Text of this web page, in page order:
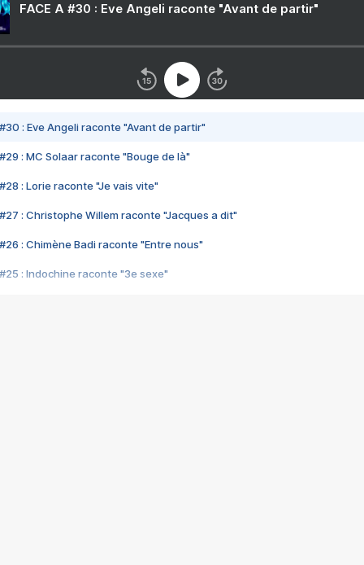
FACE A #30 : Eve Angeli raconte "Avant de partir"
#30 : Eve Angeli raconte "Avant de partir"
#29 : MC Solaar raconte "Bouge de là"
#28 : Lorie raconte "Je vais vite"
#27 : Christophe Willem raconte "Jacques a dit"
#26 : Chimène Badi raconte "Entre nous"
#25 : Indochine raconte "3e sexe"